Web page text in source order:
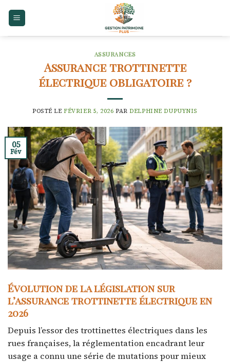
ASSURANCES
Assurance trottinette
électrique obligatoire ?
POSTÉ LEFÉVRIER 5, 2026 PARDELPHINE DUPUYNIS
05
Fév
Évolution de la législation sur
l’assurance trottinette électrique en
2026
Depuis l’essor des trottinettes électriques dans les
rues françaises, la réglementation encadrant leur
usage a connu une série de mutations pour mieux